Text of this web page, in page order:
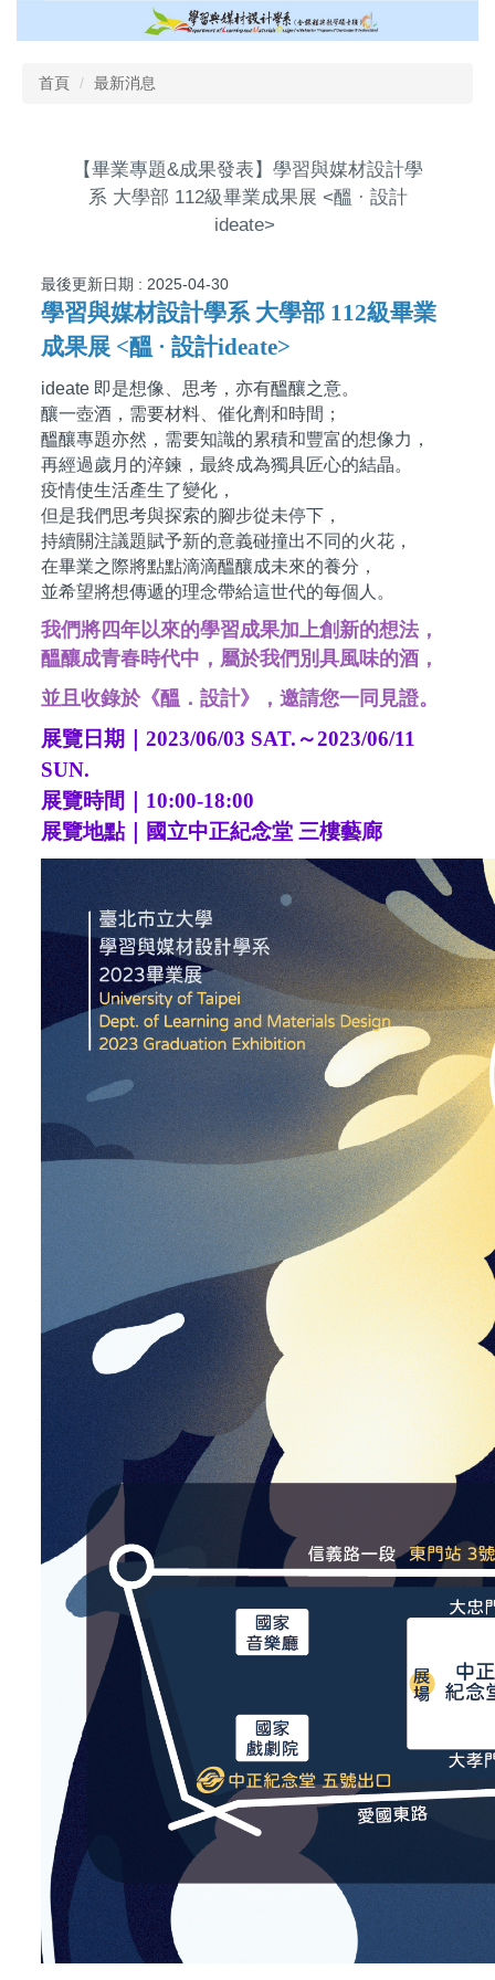
到
首頁 最新消息
【畢業專題&成果發表】學習與媒材設計學
系 大學部 112級畢業成果展 <醞 · 設計
ideate>
最後更新日期 : 2025-04-30
學習與媒材設計學系 大學部 112級畢業
成果展 <醞 · 設計ideate>
ideate 即是想像、思考，亦有醞釀之意。
釀一壺酒，需要材料、催化劑和時間；
醞釀專題亦然，需要知識的累積和豐富的想像力，
再經過歲月的淬鍊，最終成為獨具匠心的結晶。
疫情使生活產生了變化，
但是我們思考與探索的腳步從未停下，
持續關注議題賦予新的意義碰撞出不同的火花，
在畢業之際將點點滴滴醞釀成未來的養分，
並希望將想傳遞的理念帶給這世代的每個人。
我們將四年以來的學習成果加上創新的想法，
醞釀成青春時代中，屬於我們別具風味的酒，
並且收錄於《醞．設計》，邀請您一同見證。
展覽日期｜2023/06/03 SAT.～2023/06/11
SUN.
展覽時間｜10:00-18:00
展覽地點｜國立中正紀念堂 三樓藝廊